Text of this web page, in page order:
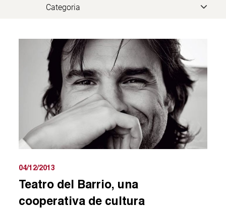
04/12/2013
Teatro del Barrio, una
cooperativa de cultura